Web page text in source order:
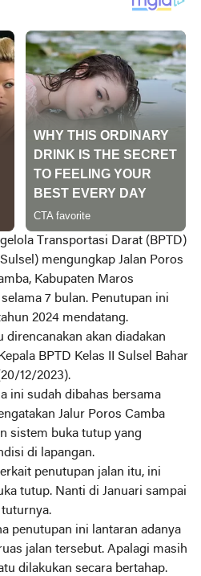
Transportasi Darat (BPTD)
mengungkap Jalan Poros
Kabupaten Maros
7 bulan. Penutupan ini
2024 mendatang.
direncanakan akan diadakan
BPTD Kelas II Sulsel Bahar
12/2023).
ini sudah dibahas bersama
Jalur Poros Camba
sistem buka tutup yang
di lapangan.
penutupan jalan itu, ini
tutup. Nanti di Januari sampai
penutupan ini lantaran adanya
jalan tersebut. Apalagi masih
dilakukan secara bertahap.